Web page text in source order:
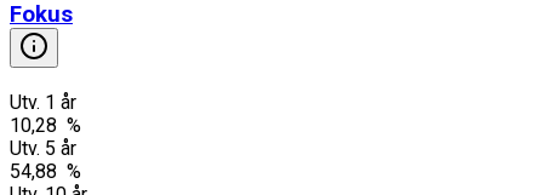
Fokus
Utv. 1 år
10,28 %
Utv. 5 år
54,88 %